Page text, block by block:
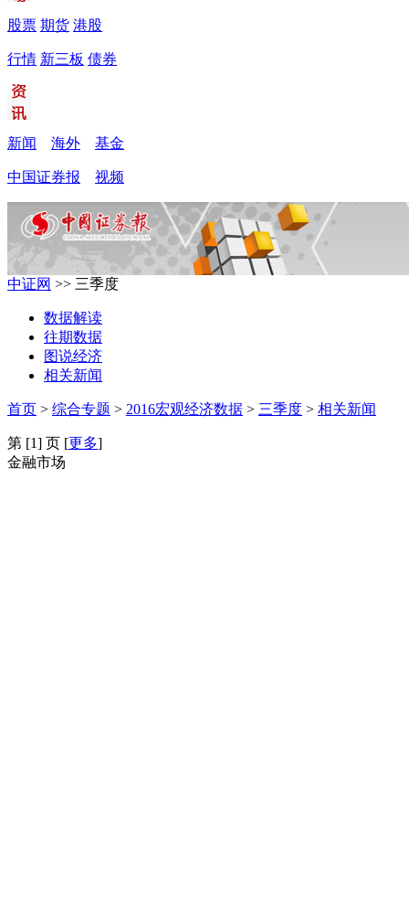
股票 期货 港股
行情 新三板 债券
新闻 海外 基金
中国证券报 视频
中证网 >> 三季度
数据解读
往期数据
图说经济
相关新闻
首页 > 综合专题 > 2016宏观经济数据 > 三季度 > 相关新闻
第 [1] 页 [更多]
金融市场